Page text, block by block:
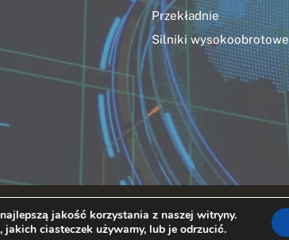
Przekładnie
Silniki wysokoobrotowe
powered by Krzysztof Reszczyński.
jakość korzystania z naszej witryny.
ciasteczek używamy, lub je odrzucić.